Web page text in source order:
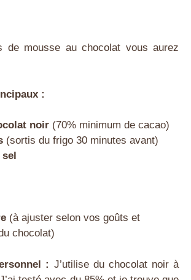
de mousse au chocolat vous aurez
:
noir(70% minimum de cacao)
(sortis du frigo 30 minutes avant)
(à ajuster selon vos goûts et
chocolat)
: J’utilise du chocolat noir à